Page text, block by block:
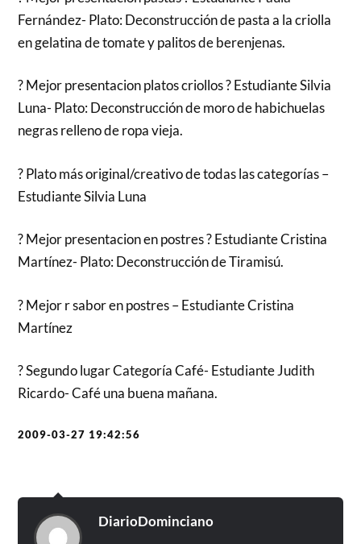
Fernández- Plato: Deconstrucción de pasta a la criolla
en gelatina de tomate y palitos de berenjenas.
? Mejor presentacion platos criollos ? Estudiante Silvia
Luna- Plato: Deconstrucción de moro de habichuelas
negras relleno de ropa vieja.
? Plato más original/creativo de todas las categorías –
Estudiante Silvia Luna
? Mejor presentacion en postres ? Estudiante Cristina
Martínez- Plato: Deconstrucción de Tiramisú.
? Mejor r sabor en postres – Estudiante Cristina
Martínez
? Segundo lugar Categoría Café- Estudiante Judith
Ricardo- Café una buena mañana.
2009-03-27 19:42:56
DiarioDominciano